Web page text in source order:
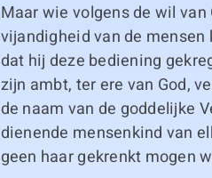
Maar wie volgens de wil
vijandigheid van de
dat hij deze bediening
zijn ambt, ter ere van God,
de naam van de goddelijke
dienende mensenkind van
geen haar gekrenkt mogen